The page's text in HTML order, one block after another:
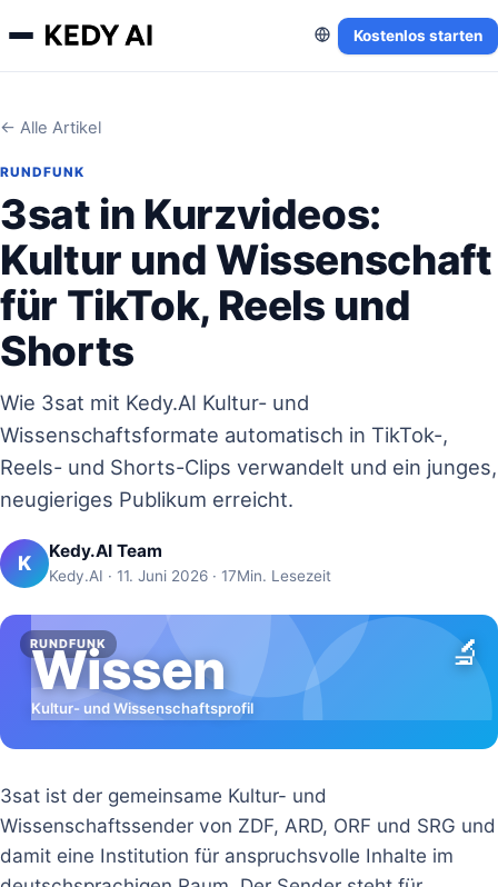
Kostenlos starten
← Alle Artikel
RUNDFUNK
3sat in Kurzvideos:
Kultur und Wissenschaft
für TikTok, Reels und
Shorts
Wie 3sat mit Kedy.AI Kultur- und
Wissenschaftsformate automatisch in TikTok-,
Reels- und Shorts-Clips verwandelt und ein junges,
neugieriges Publikum erreicht.
K Kedy.AI Team
Kedy.AI · 11. Juni 2026 · 17Min. Lesezeit
RUNDFUNK 🔬
Wissen
Kultur- und Wissenschaftsprofil
3sat ist der gemeinsame Kultur- und
Wissenschaftssender von ZDF, ARD, ORF und SRG und
damit eine Institution für anspruchsvolle Inhalte im